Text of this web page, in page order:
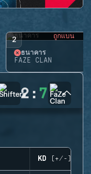
2 ถูกแบน
ธนาคาร
FAZE CLAN
2 : 7
KD (+/-)